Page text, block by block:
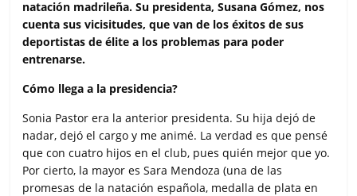
o
k
e
r
A
p
p
r
i
natación madrileña. Su presidenta, Susana Gómez, nos
cuenta sus vicisitudes, que van de los éxitos de sus
deportistas de élite a los problemas para poder
entrenarse.
Cómo llega a la presidencia?
Sonia Pastor era la anterior presidenta. Su hija dejó de
nadar, dejó el cargo y me animé. La verdad es que pensé
que con cuatro hijos en el club, pues quién mejor que yo.
Por cierto, la mayor es Sara Mendoza (una de las
promesas de la natación española, medalla de plata en